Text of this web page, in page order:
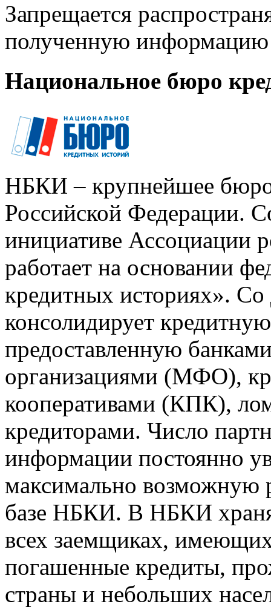
Запрещается
полученную информацию
Национальное бюро
НБКИ – крупнейшее
Российской Федерации.
инициативе Ассоциации
работает на основании
кредитных историях».
консолидирует
предоставленную
организациями (МФО),
кооперативами (КПК),
кредиторами. Число
информации постоянно
максимально возможную
базе НБКИ. В НБКИ
всех заемщиках,
погашенные кредиты,
страны и небольших